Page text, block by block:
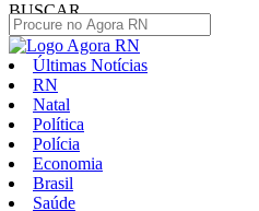
BUSCAR
Últimas Notícias
RN
Natal
Política
Polícia
Economia
Brasil
Saúde